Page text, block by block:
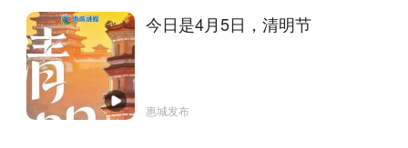
今日是4月5日，清明节
惠城发布